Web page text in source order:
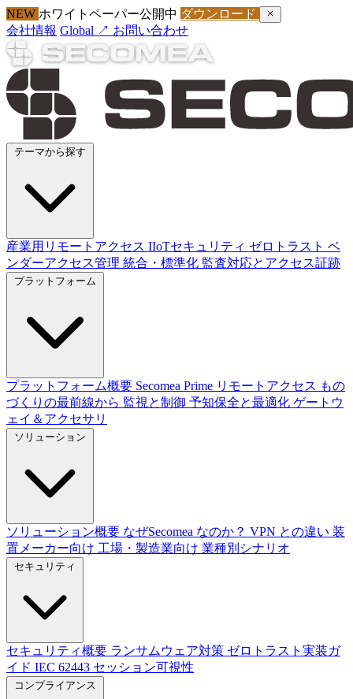
NEW ホワイトペーパー公開中 ダウンロード
会社情報 Global ↗ お問い合わせ
産業用リモートアクセス IIoTセキュリティ ゼロトラスト ベ
ンダーアクセス管理 統合・標準化 監査対応とアクセス証跡
プラットフォーム概要 Secomea Prime リモートアクセス もの
づくりの最前線から 監視と制御 予知保全と最適化 ゲートウ
ェイ＆アクセサリ
ソリューション概要 なぜSecomea なのか？ VPN との違い 装
置メーカー向け 工場・製造業向け 業種別シナリオ
セキュリティ概要 ランサムウェア対策 ゼロトラスト実装ガ
イド IEC 62443 セッション可視性